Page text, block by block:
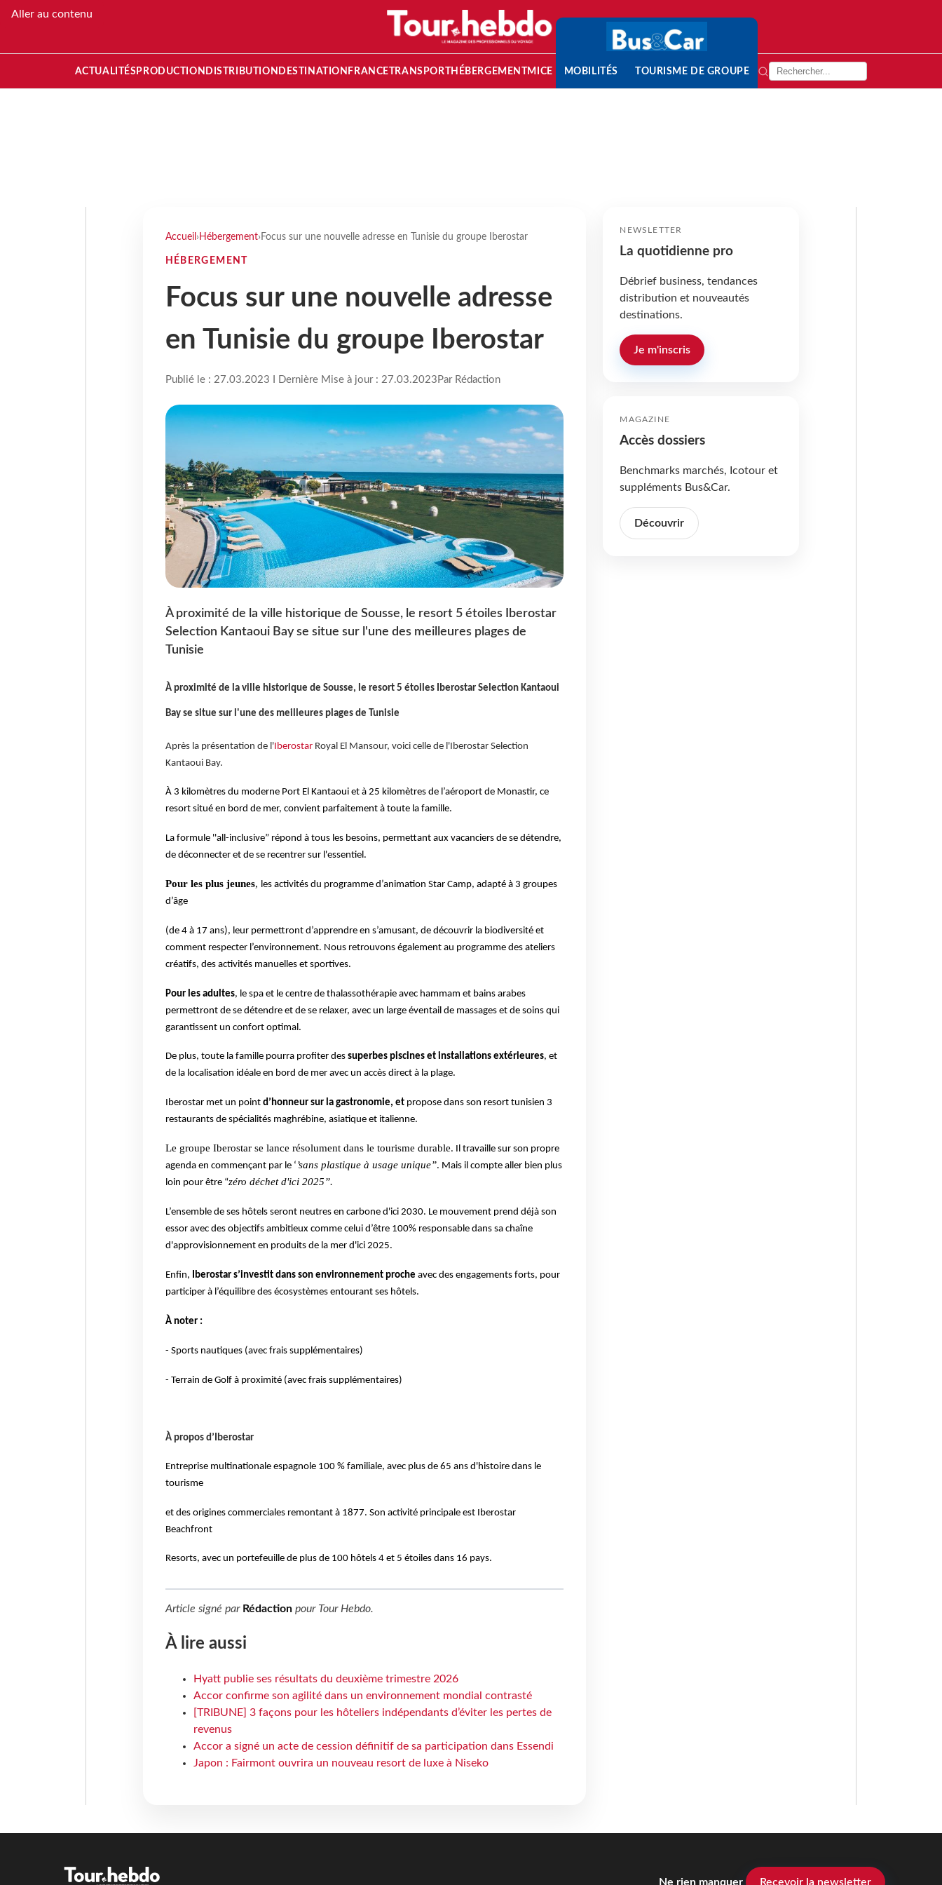
Aller au contenu
ACTUALITÉS PRODUCTION DISTRIBUTION DESTINATION FRANCETRANSPORT HÉBERGEMENTMICE MOBILITÉS TOURISME DE GROUPE
Accueil › Hébergement› Focus sur une nouvelle adresse en Tunisie du groupe Iberostar
HÉBERGEMENT
Focus sur une nouvelle adresse
en Tunisie du groupe Iberostar
Publié le : 27.03.2023 I Dernière Mise à jour : 27.03.2023 Par Rédaction
À proximité de la ville historique de Sousse, le resort 5 étoiles Iberostar
Selection Kantaoui Bay se situe sur l'une des meilleures plages de
Tunisie
À proximité de la ville historique de Sousse, le resort 5 étoiles Iberostar Selection Kantaoui
Bay se situe sur l'une des meilleures plages de Tunisie
Après la présentation de l'Iberostar Royal El Mansour, voici celle de l'Iberostar Selection
Kantaoui Bay.
À 3 kilomètres du moderne Port El Kantaoui et à 25 kilomètres de l’aéroport de Monastir, ce
resort situé en bord de mer, convient parfaitement à toute la famille.
La formule ''all-inclusive” répond à tous les besoins, permettant aux vacanciers de se détendre,
de déconnecter et de se recentrer sur l'essentiel.
Pour les plus jeunes, les activités du programme d’animation Star Camp, adapté à 3 groupes
d’âge
(de 4 à 17 ans), leur permettront d’apprendre en s’amusant, de découvrir la biodiversité et
comment respecter l’environnement. Nous retrouvons également au programme des ateliers
créatifs, des activités manuelles et sportives.
Pour les adultes, le spa et le centre de thalassothérapie avec hammam et bains arabes
permettront de se détendre et de se relaxer, avec un large éventail de massages et de soins qui
garantissent un confort optimal.
De plus, toute la famille pourra profiter des superbes piscines et installations extérieures, et
de la localisation idéale en bord de mer avec un accès direct à la plage.
Iberostar met un point d’honneur sur la gastronomie, etpropose dans son resort tunisien 3
restaurants de spécialités maghrébine, asiatique et italienne.
Le groupe Iberostar se lance résolument dans le tourisme durable. Il travaille sur son propre
agenda en commençant par le ‘ ’sans plastique à usage unique’’. Mais il compte aller bien plus
loin pour être “zéro déchet d'ici 2025’’.
L’ensemble de ses hôtels seront neutres en carbone d'ici 2030. Le mouvement prend déjà son
essor avec des objectifs ambitieux comme celui d’être 100% responsable dans sa chaîne
d'approvisionnement en produits de la mer d'ici 2025.
Enfin, Iberostar s’investit dans son environnement proche avec des engagements forts, pour
participer à l’équilibre des écosystèmes entourant ses hôtels.
À noter :
- Sports nautiques (avec frais supplémentaires)
- Terrain de Golf à proximité (avec frais supplémentaires)
À propos d’Iberostar
Entreprise multinationale espagnole 100 % familiale, avec plus de 65 ans d'histoire dans le
tourisme
et des origines commerciales remontant à 1877. Son activité principale est Iberostar
Beachfront
Resorts, avec un portefeuille de plus de 100 hôtels 4 et 5 étoiles dans 16 pays.
Article signé par Rédactionpour Tour Hebdo.
À lire aussi
Hyatt publie ses résultats du deuxième trimestre 2026
Accor confirme son agilité dans un environnement mondial contrasté
[TRIBUNE] 3 façons pour les hôteliers indépendants d’éviter les pertes de
revenus
Accor a signé un acte de cession définitif de sa participation dans Essendi
Japon : Fairmont ouvrira un nouveau resort de luxe à Niseko
NEWSLETTER
La quotidienne pro
Débrief business, tendances
distribution et nouveautés
destinations.
Je m'inscris
MAGAZINE
Accès dossiers
Benchmarks marchés, Icotour et
suppléments Bus&Car.
Découvrir
Ne rien manquer Recevoir la newsletter